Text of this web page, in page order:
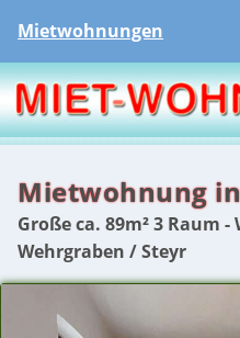
Mietwohnungen
Mietwohnung
Große ca. 89m² 3 Raum
Wehrgraben / Steyr